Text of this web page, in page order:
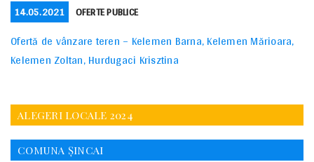
POSTED
ON
14.05.2021 CATEGORIES
OFERTE PUBLICE
Ofertă de vânzare teren – Kelemen Barna, Kelemen Mărioara,
Kelemen Zoltan, Hurdugaci Krisztina
ALEGERI LOCALE 2024
COMUNA ȘINCAI